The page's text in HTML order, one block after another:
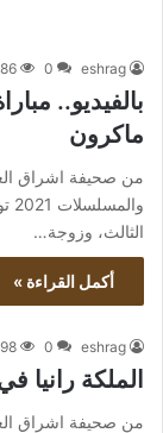
eshrag
0
86
بالفيديو..
ماكرون
الثالث، وزوجة…
أكمل القراءة »
eshrag
0
98
الملكة